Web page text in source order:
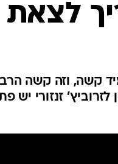
קשה, וזה קשה
זנזורי יש